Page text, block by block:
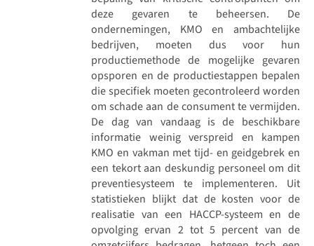
deze gevaren te beheersen. De
ondernemingen, KMO en ambachtelijke
bedrijven, moeten dus voor hun
productiemethode de mogelijke gevaren
opsporen en de productiestappen bepalen
die specifiek moeten gecontroleerd worden
om schade aan de consument te vermijden.
De dag van vandaag is de beschikbare
informatie weinig verspreid en kampen
KMO en vakman met tijd- en geidgebrek en
een tekort aan deskundig personeel om dit
preventiesysteem te implementeren. Uit
statistieken blijkt dat de kosten voor de
realisatie van een HACCP-systeem en de
opvolging ervan 2 tot 5 percent van de